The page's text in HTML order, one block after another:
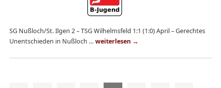
SG Nußloch/St. Ilgen 2 – TSG Wilhelmsfeld 1:1 (1:0) April – Gerechtes
Unentschieden in Nußloch … weiterlesen →